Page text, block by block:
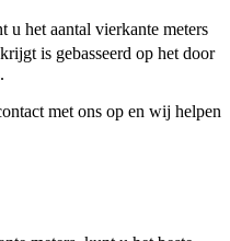
u het aantal vierkante meters
is gebasseerd op het door
met ons op en wij helpen